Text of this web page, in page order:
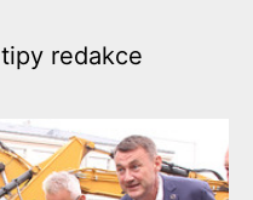
tipy redakce